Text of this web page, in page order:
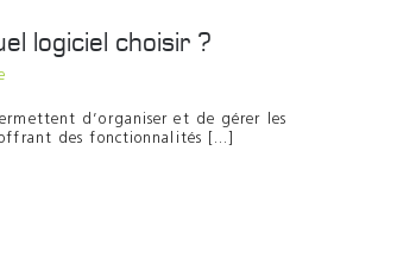
logiciel choisir ?
d’organiser et de gérer les
des fonctionnalités [...]